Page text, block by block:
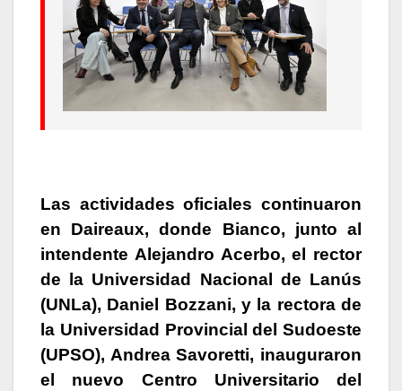
Las actividades oficiales continuaron
en Daireaux, donde Bianco, junto al
intendente Alejandro Acerbo, el rector
de la Universidad Nacional de Lanús
(UNLa), Daniel Bozzani, y la rectora de
la Universidad Provincial del Sudoeste
(UPSO), Andrea Savoretti, inauguraron
el nuevo Centro Universitario del